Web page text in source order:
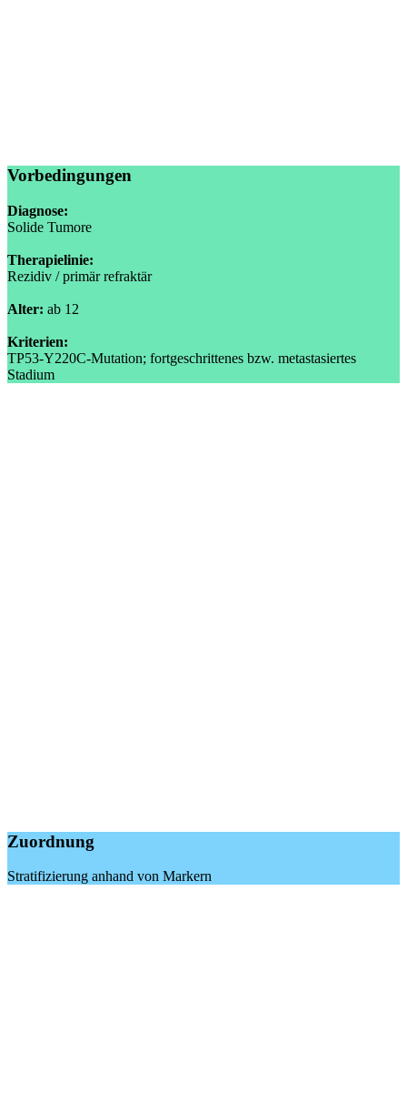
Vorbedingungen
Diagnose:
Solide Tumore
Therapielinie:
Rezidiv / primär refraktär
Alter: ab 12
Kriterien:
TP53-Y220C-Mutation; fortgeschrittenes bzw. metastasiertes
Stadium
Zuordnung
Stratifizierung anhand von Markern